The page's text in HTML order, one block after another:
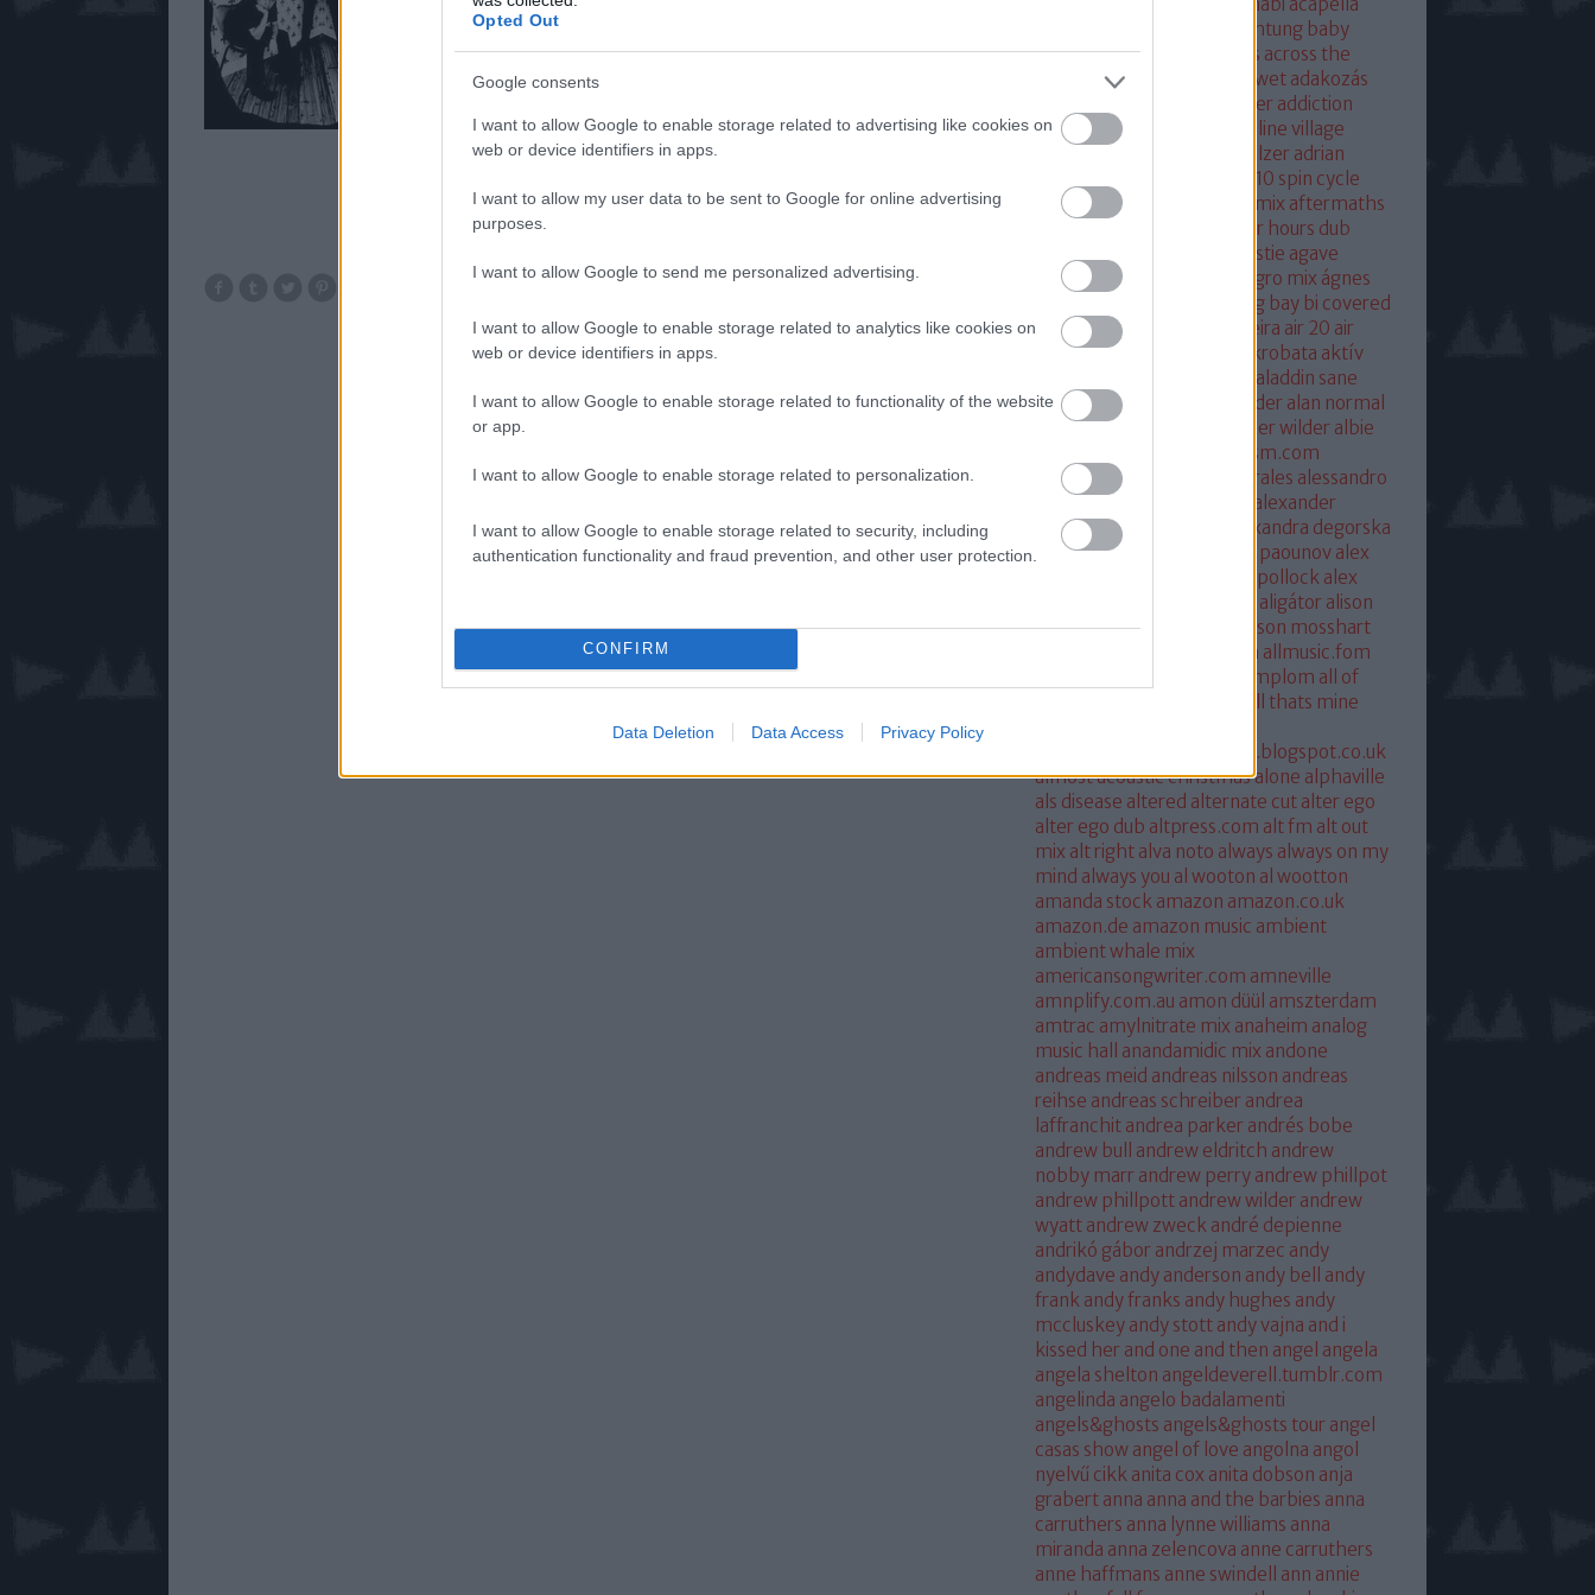
Opted Out
Google consents
I want to allow Google to enable storage related to advertising like cookies on
web or device identifiers in apps.
I want to allow my user data to be sent to Google for online advertising
purposes.
I want to allow Google to send me personalized advertising.
I want to allow Google to enable storage related to analytics like cookies on
web or device identifiers in apps.
I want to allow Google to enable storage related to functionality of the website
or app.
I want to allow Google to enable storage related to personalization.
I want to allow Google to enable storage related to security, including
authentication functionality and fraud prevention, and other user protection.
CONFIRM
Data Deletion Data Access Privacy Policy
TOVÁBB
Szólj hozzá!
achtung baby
acousticacoustic christmas across the
universeactress ac wet adakozás
adam weissler addiction
adelaide
adrenaline
adrenaline village
adrian hielholzer adrian
ae10 spin cycle
aerosmith
afghan surgery mix aftermaths
after hours dub
agatha christie agave
attenuata
agent orange aggro mix ágnes
ahk toong bay bi covered
aidan berry airto moreira air 20 air
remixaix les baines akrobata aktív
aladdin sane
alan
alan mcgee alan moulder alan normal
alan wilder
alber wilder albie
albumism.com
albumverzió
alejandro morales alessandro
cortinialexander kowalski
alexander
krüger
alexander ridha
alexandra degorska
alexandra savior
alexandre paounov alex
alex pollock alex
aligátor alison
moyetalkohol
allison mosshart
allmusic.com allmusic.fom
all hallows templom all of
all thats mine
almostpredictablealmost1.blogspot.co.uk
almost acoustic christmasalone alphaville
als disease altered alternate cut alter ego
alter ego dub altpress.com alt fm alt out
mix alt right alva noto always always on my
mind always you al wooton al wootton
amanda stock amazon amazon.co.uk
amazon.de amazon music ambient
ambient whale mix
americansongwriter.com amneville
amnplify.com.au amon düül amszterdam
amtrac amylnitrate mix anaheim analog
music hall
anandamidic mix andone
andreas meid andreas nilsson andreas
reihse andreas schreiber andrea
laffranchit andrea parker andrés bobe
andrew bull
andrew eldritch andrew
nobby marr andrew perry andrew phillpot
andrew phillpott andrew wilder andrew
wyatt andrew zweck andré depienne
andrikó gábor andrzej marzec andy
andydave andy anderson andy bell
andy
frank andy franks andy hughes andy
mccluskey andy stott andy vajna and i
kissed her and one and then angel angela
angela shelton angeldeverell.tumblr.com
angelinda angelo badalamenti
angels&ghosts angels&ghosts tour angel
casas show angel of love angolna angol
nyelvű cikk anita cox anita dobson anja
grabert anna anna and the barbies anna
carruthers anna lynne williams anna
miranda anna zelencova anne carruthers
anne haffmans anne swindell
ann annie